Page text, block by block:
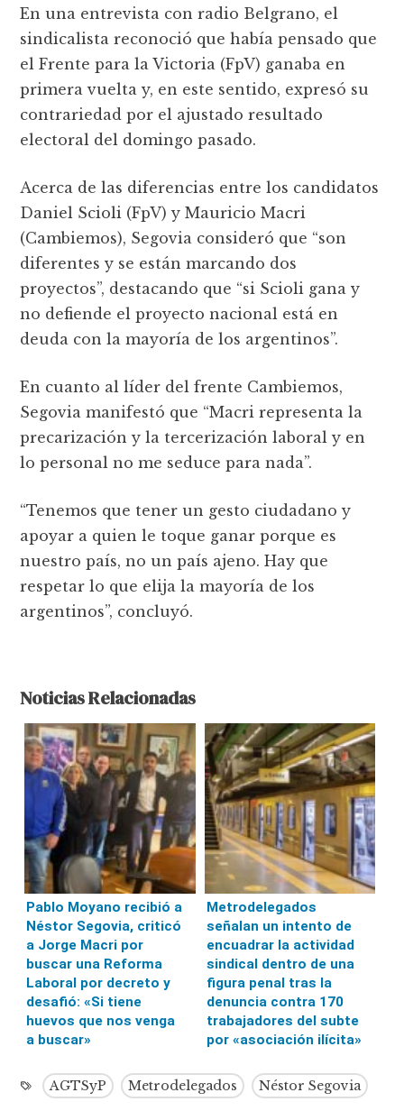
En una entrevista con radio Belgrano, el
sindicalista reconoció que había pensado que
el Frente para la Victoria (FpV) ganaba en
primera vuelta y, en este sentido, expresó su
contrariedad por el ajustado resultado
electoral del domingo pasado.
Acerca de las diferencias entre los candidatos
Daniel Scioli (FpV) y Mauricio Macri
(Cambiemos), Segovia consideró que “son
diferentes y se están marcando dos
proyectos”, destacando que “si Scioli gana y
no defiende el proyecto nacional está en
deuda con la mayoría de los argentinos”.
En cuanto al líder del frente Cambiemos,
Segovia manifestó que “Macri representa la
precarización y la tercerización laboral y en
lo personal no me seduce para nada”.
“Tenemos que tener un gesto ciudadano y
apoyar a quien le toque ganar porque es
nuestro país, no un país ajeno. Hay que
respetar lo que elija la mayoría de los
argentinos”, concluyó.
Noticias Relacionadas
Pablo Moyano recibió a
Néstor Segovia, criticó
a Jorge Macri por
buscar una Reforma
Laboral por decreto y
desafió: «Si tiene
huevos que nos venga
a buscar»
Metrodelegados
señalan un intento de
encuadrar la actividad
sindical dentro de una
figura penal tras la
denuncia contra 170
trabajadores del subte
por «asociación ilícita»
AGTSyP Metrodelegados Néstor Segovia